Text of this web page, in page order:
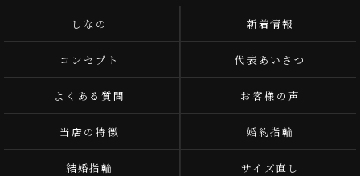
しなの 新着情報
コンセプト 代表あいさつ
よくある質問 お客様の声
当店の特徴 婚約指輪
結婚指輪 サイズ直し